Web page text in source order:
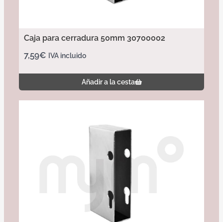
Caja para cerradura 50mm 30700002
7,59€ IVA incluido
Añadir a la cesta